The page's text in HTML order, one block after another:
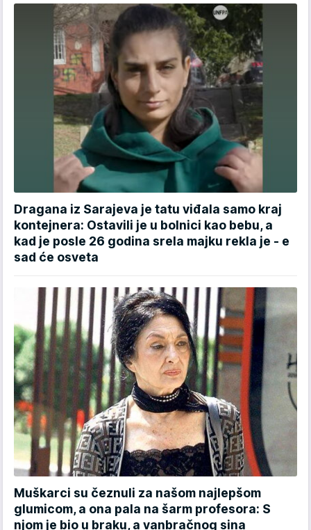
Dragana iz Sarajeva je tatu viđala samo kraj
kontejnera: Ostavili je u bolnici kao bebu, a
kad je posle 26 godina srela majku rekla je - e
sad će osveta
Muškarci su čeznuli za našom najlepšom
glumicom, a ona pala na šarm profesora: S
njom je bio u braku, a vanbračnog sina